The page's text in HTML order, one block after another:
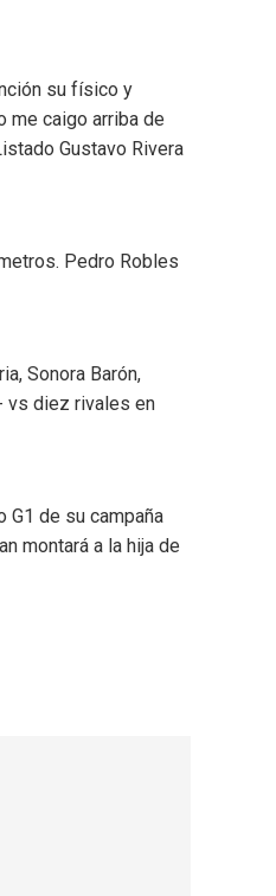
su físico y
me caigo arriba de
Gustavo Rivera
Pedro Robles
Sonora Barón,
vs diez rivales en
G1 de su campaña
montará a la hija de